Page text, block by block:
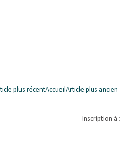
plus récent Article plus ancien
Accueil
Inscription à :